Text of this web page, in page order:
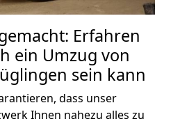
Erfahren
ein Umzug von
sein kann
dass unser
Ihnen nahezu alles zu